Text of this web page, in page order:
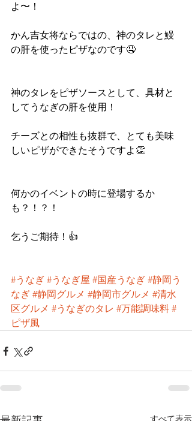
よ〜！
かん吉女将ならではの、神のタレと鰻
の肝を使ったピザなのです🤤
神のタレをピザソースとして、具材と
してうなぎの肝を使用！
チーズとの相性も抜群で、とても美味
しいピザができたそうですよ👏
何かのイベントの時に登場するか
も？！？！
乞うご期待！👍
#うなぎ #うなぎ屋 #国産うなぎ #静岡う
なぎ #静岡グルメ #静岡市グルメ #清水
区グルメ #うなぎのタレ #万能調味料 #
ピザ風
すべて表示